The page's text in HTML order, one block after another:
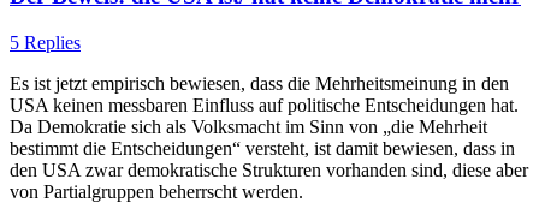
5 Replies
Es ist jetzt empirisch bewiesen, dass die Mehrheitsmeinung in den
USA keinen messbaren Einfluss auf politische Entscheidungen hat.
Da Demokratie sich als Volksmacht im Sinn von „die Mehrheit
bestimmt die Entscheidungen“ versteht, ist damit bewiesen, dass in
den USA zwar demokratische Strukturen vorhanden sind, diese aber
von Partialgruppen beherrscht werden.